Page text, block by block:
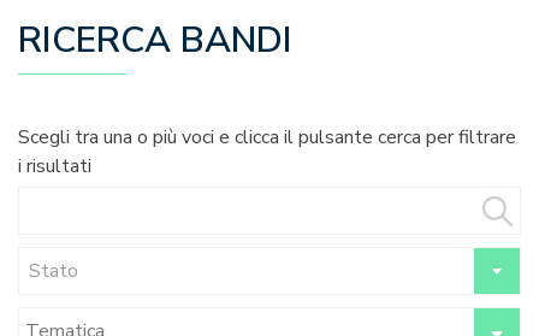
RICERCA BANDI
Scegli tra una o più voci e clicca il pulsante cerca per filtrare
i risultati
Stato